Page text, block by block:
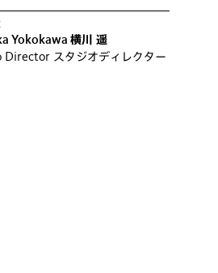
」を開設した...
Yokokawa 横川 遥
Director スタジオディレクター